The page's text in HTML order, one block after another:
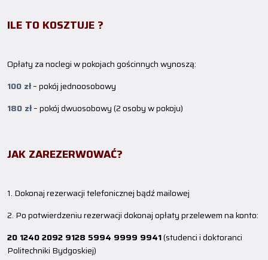
ILE TO KOSZTUJE ?
Opłaty za noclegi w pokojach gościnnych wynoszą:
100 zł– pokój jednoosobowy
180 zł– pokój dwuosobowy (2 osoby w pokoju)
JAK ZAREZERWOWAĆ?
1. Dokonaj rezerwacji telefonicznej bądź mailowej
2. Po potwierdzeniu rezerwacji dokonaj opłaty przelewem na konto:
20 1240 2092 9128 5994 9999 9941(studenci i doktoranci
Politechniki Bydgoskiej)